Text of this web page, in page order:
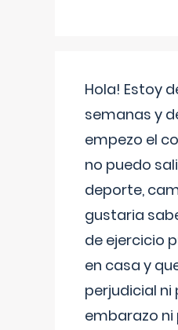
Hola! Estoy
semanas y
empezo el
no puedo
deporte,
gustaria
de ejercicio
en casa y
perjudicial ni
embarazo ni